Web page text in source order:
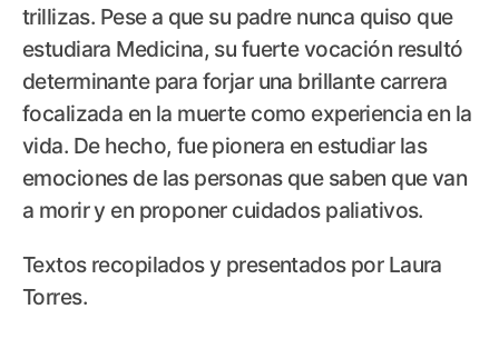
trillizas. Pese a que su padre nunca quiso que
estudiara Medicina, su fuerte vocación resultó
determinante para forjar una brillante carrera
focalizada en la muerte como experiencia en la
vida. De hecho, fue pionera en estudiar las
emociones de las personas que saben que van
a morir y en proponer cuidados paliativos.
Textos recopilados y presentados por Laura
Torres.